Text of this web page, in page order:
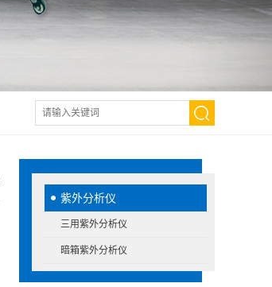
紫外分析仪
三用紫外分析仪
暗箱紫外分析仪